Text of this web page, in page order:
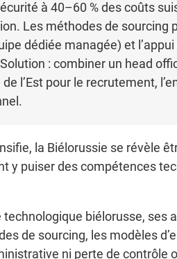
à 40–60 % des coûts
Les méthodes de
dédiée managée) et
: combiner un head
l’Est pour le recrutement,
la Biélorussie se révèle
y puiser des compétences
biélorusse, ses
de sourcing, les modèles
ni perte de contrôle